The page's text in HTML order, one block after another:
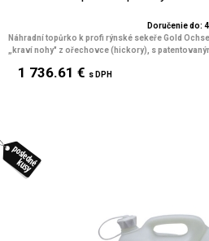
Doručenie do: 4
Náhradní topůrko k profi rýnské sekeře Gold
„kraví nohy" z ořechovce (hickory), s
1 736.61 € s DPH